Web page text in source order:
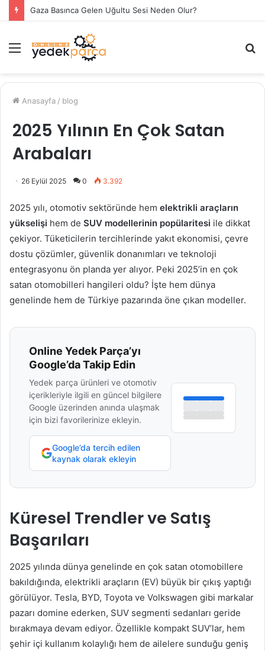
Gaza Basınca Gelen Uğultu Sesi Neden Olur?
Menü
...
Anasayfa / blog
2025 Yılının En Çok Satan
Arabaları
26 Eylül 2025 0 3.392
2025 yılı, otomotiv sektöründe hem elektrikli araçların
yükselişi hem de SUV modellerinin popülaritesi ile dikkat
çekiyor. Tüketicilerin tercihlerinde yakıt ekonomisi, çevre
dostu çözümler, güvenlik donanımları ve teknoloji
entegrasyonu ön planda yer alıyor. Peki 2025’in en çok
satan otomobilleri hangileri oldu? İşte hem dünya
genelinde hem de Türkiye pazarında öne çıkan modeller.
Online Yedek Parça’yı
Google’da Takip Edin
Yedek parça ürünleri ve otomotiv
içerikleriyle ilgili en güncel bilgilere
Google üzerinden anında ulaşmak
için bizi favorilerinize ekleyin.
Google’da tercih edilen
kaynak olarak ekleyin
Küresel Trendler ve Satış
Başarıları
2025 yılında dünya genelinde en çok satan otomobillere
bakıldığında, elektrikli araçların (EV) büyük bir çıkış yaptığı
görülüyor. Tesla, BYD, Toyota ve Volkswagen gibi markalar
pazarı domine ederken, SUV segmenti sedanları geride
bırakmaya devam ediyor. Özellikle kompakt SUV’lar, hem
şehir içi kullanım kolaylığı hem de ailelere sunduğu geniş